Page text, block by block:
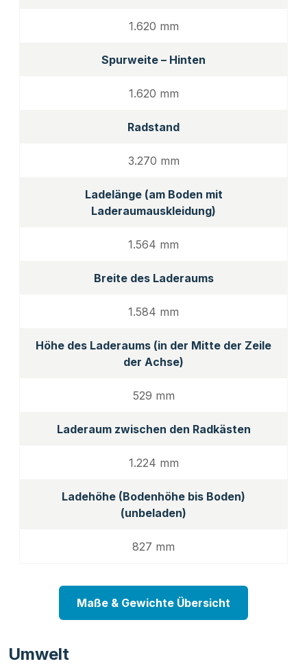
1.620 mm
Spurweite – Hinten
1.620 mm
Radstand
3.270 mm
Ladelänge (am Boden mit
Laderaumauskleidung)
1.564 mm
Breite des Laderaums
1.584 mm
Höhe des Laderaums (in der Mitte der Zeile
der Achse)
529 mm
Laderaum zwischen den Radkästen
1.224 mm
Ladehöhe (Bodenhöhe bis Boden)
(unbeladen)
827 mm
Maße & Gewichte Übersicht
Umwelt